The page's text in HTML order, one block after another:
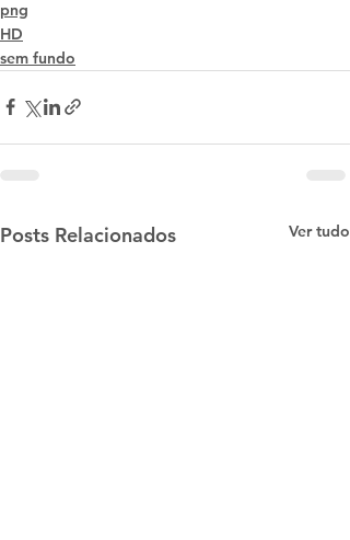
png
HD
sem fundo
Posts Relacionados Ver tudo